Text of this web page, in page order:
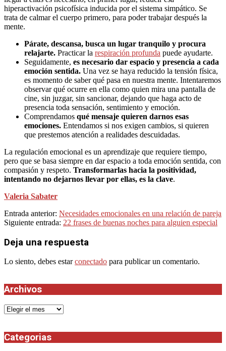
hiperactivación psicofísica inducida por el sistema simpático. Se
trata de calmar el cuerpo primero, para poder trabajar después la
mente.
Párate, descansa, busca un lugar tranquilo y procura
relajarte. Practicar la respiración profunda puede ayudarte.
Seguidamente, es necesario dar espacio y presencia a cada
emoción sentida. Una vez se haya reducido la tensión física,
es momento de saber qué pasa en nuestra mente. Intentaremos
observar qué ocurre en ella como quien mira una pantalla de
cine, sin juzgar, sin sancionar, dejando que haga acto de
presencia toda sensación, sentimiento y emoción.
Comprendamos qué mensaje quieren darnos esas
emociones. Entendamos si nos exigen cambios, si quieren
que prestemos atención a realidades descuidadas.
La regulación emocional es un aprendizaje que requiere tiempo,
pero que se basa siempre en dar espacio a toda emoción sentida, con
compasión y respeto. Transformarlas hacia la positividad,
intentando no dejarnos llevar por ellas, es la clave.
Valeria Sabater
2021-
07-
Entrada anterior: Necesidades emocionales en una relación de pareja
Siguiente entrada: 22 frases de buenas noches para alguien especial
Deja una respuesta
Lo siento, debes estarconectado para publicar un comentario.
Archivos
Archivos
Categorias